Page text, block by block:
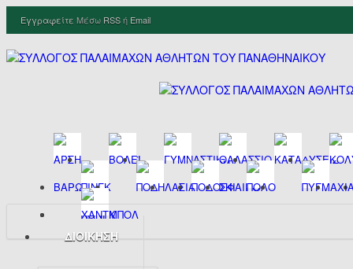
Εγγραφείτε Μέσω RSSή Email
ΔΙΟΙΚΗΣΗ